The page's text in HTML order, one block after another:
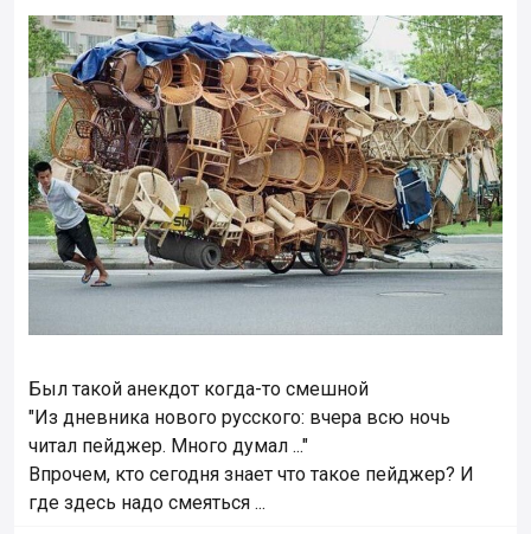
Был такой анекдот когда-то смешной
"Из дневника нового русского: вчера всю ночь
читал пейджер. Много думал ..."
Впрочем, кто сегодня знает что такое пейджер? И
где здесь надо смеяться ...